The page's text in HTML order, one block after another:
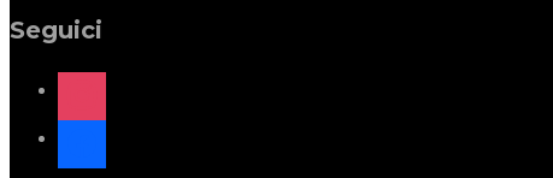
Seguici
instagram
facebook
x